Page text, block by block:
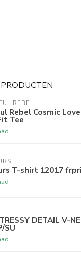
REBEL
Rebel Cosmic
Tee
T-shirt 12017
DETAIL V-
SU